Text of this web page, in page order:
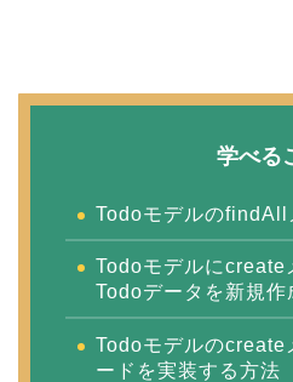
学べる
TodoモデルのfindAll
Todoモデルにcreate
Todoデータを新規作
Todoモデルのcreate
ードを実装する方法